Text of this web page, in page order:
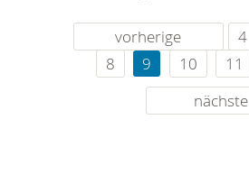
vorherige 4
8
9 10 11
nächste